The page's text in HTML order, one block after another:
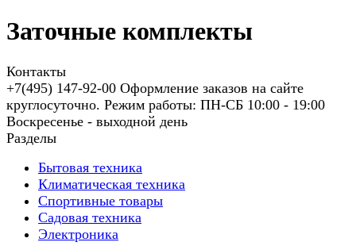
Заточные комплекты
Контакты
+7(495) 147-92-00 Оформление заказов на сайте
круглосуточно. Режим работы: ПН-СБ 10:00 - 19:00
Воскресенье - выходной день
Разделы
Бытовая техника
Климатическая техника
Спортивные товары
Садовая техника
Электроника